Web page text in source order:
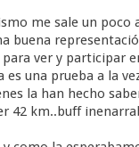
me sale un poco
buena
ver y participar
una prueba a la
la han hecho
km..buff